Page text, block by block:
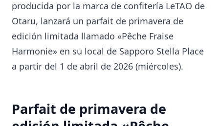
producida por la marca de confitería LeTAO de
Otaru, lanzará un parfait de primavera de
edición limitada llamado «Pêche Fraise
Harmonie» en su local de Sapporo Stella Place
a partir del 1 de abril de 2026 (miércoles).
Parfait de primavera de